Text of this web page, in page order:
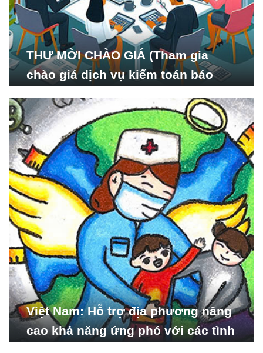
THƯ MỜI CHÀO GIÁ (Tham gia
chào giá dịch vụ kiểm toán báo
Nghiên cứu Phát triển Xã
hội_ISDS)
Việt Nam: Hỗ trợ địa phương nâng
cao khả năng ứng phó với các tình